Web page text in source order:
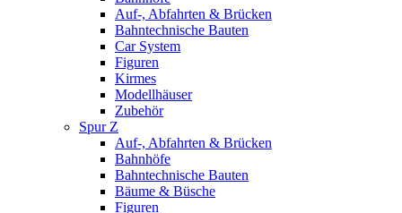
Auf-, Abfahrten & Brücken
Bahntechnische Bauten
Car System
Figuren
Kirmes
Modellhäuser
Zubehör
Spur Z
Auf-, Abfahrten & Brücken
Bahnhöfe
Bahntechnische Bauten
Bäume & Büsche
Figuren